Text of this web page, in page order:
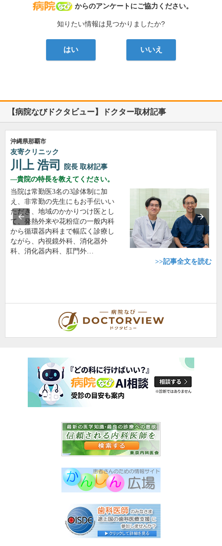
病院なび
からのアンケートにご協力ください。
知りたい情報は見つかりましたか?
はい いいえ
【病院なびドクタビュー】ドクター取材記事
沖縄県那覇市
友寄クリニック
川上 浩司 院長 取材記事
貴院の特長を教えてください。
当院は常勤医3名の3診体制に加
え、非常勤の先生にもお手伝いい
ただき、地域のかかりつけ医とし
て、発熱外来や花粉症の一般内科
から循環器内科まで幅広く診療し
ながら、内視鏡外科、消化器外
科、消化器内科、肛門外…
>>記事全文を読む